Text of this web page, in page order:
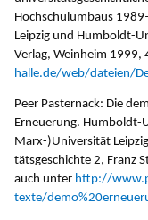
Hochschulumbaus
Leipzig und Humboldt-
Verlag, Weinheim 1999,
halle.de/web/dateien/
Peer Pasternack: Die
Erneuerung. Humboldt-
Marx-)Universität
tätsgeschichte 2, Franz
auch unter http://
texte/